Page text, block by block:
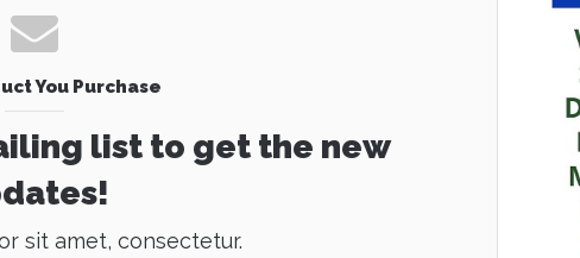
You Purchase
list to get the new
sit amet, consectetur.